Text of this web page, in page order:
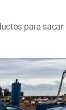
para